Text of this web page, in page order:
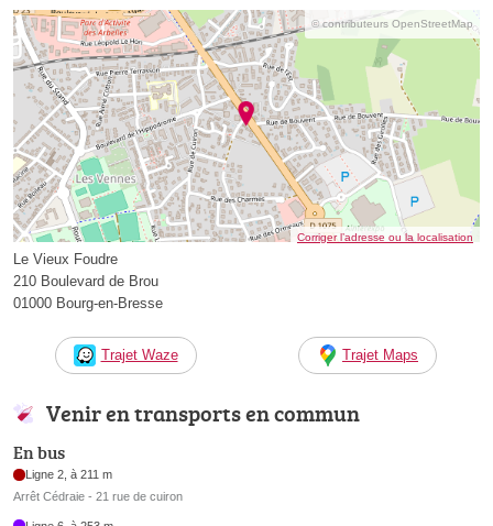
© contributeurs OpenStreetMap
Corriger l’adresse ou la localisation
Le Vieux Foudre
210 Boulevard de Brou
01000 Bourg-en-Bresse
Trajet Waze Trajet Maps
Venir en transports en commun
En bus
Ligne 2, à 211 m
Arrêt Cédraie - 21 rue de cuiron